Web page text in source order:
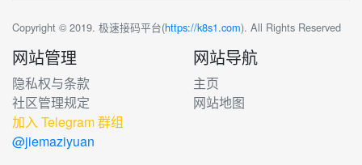
Copyright © 2019. 极速接码平台(https://k8s1.com). All Rights Reserved
网站管理
隐私权与条款
社区管理规定
加入 Telegram 群组
@jiemaziyuan
网站导航
主页
网站地图